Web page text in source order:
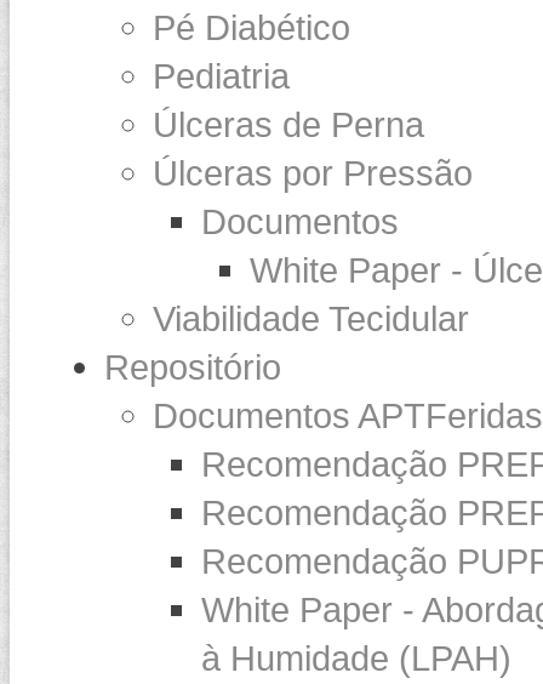
Pé Diabético
Pediatria
Úlceras de Perna
Úlceras por Pressão
Documentos
White Paper -
Viabilidade Tecidular
Repositório
Documentos APTFeridas
Recomendação
Recomendação
Recomendação
White Paper -
à Humidade (LPAH)